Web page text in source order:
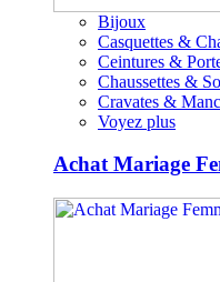
Bijoux
Casquettes &
Ceintures &
Chaussettes &
Cravates &
Voyez plus
Achat Mariage